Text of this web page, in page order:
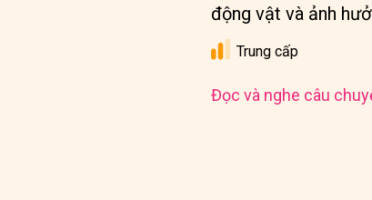
động vật và ảnh
Trung cấp
Đọc và nghe câu